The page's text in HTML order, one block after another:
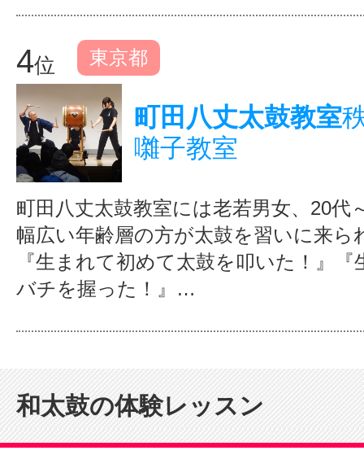
4位 東京都
町田八丈太鼓教室
囃子教室
町田八丈太鼓教室には老若男女、20代
幅広い年齢層の方が太鼓を習いに来ら
『生まれて初めて太鼓を叩いた！』
バチを握った！』…
和太鼓の体験レッスン